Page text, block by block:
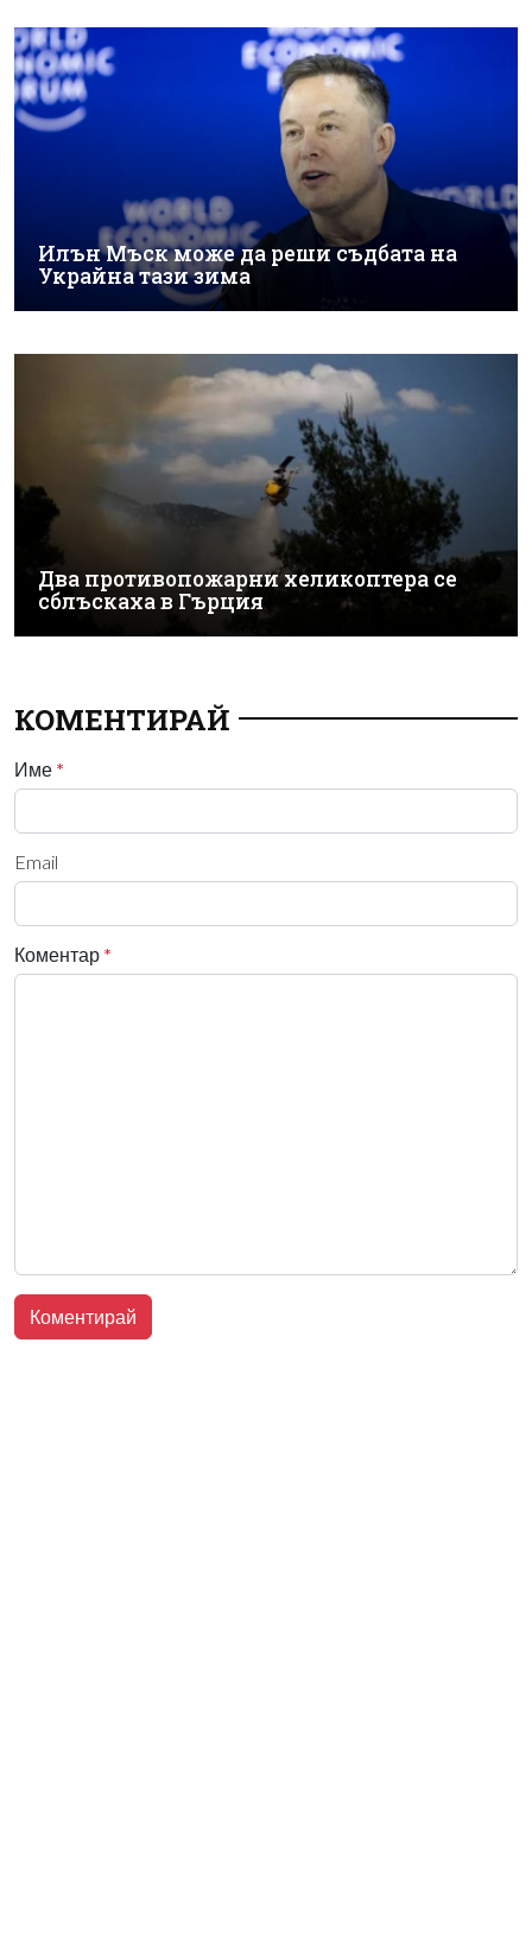
Илън Мъск може да реши съдбата на
Украйна тази зима
Два противопожарни хеликоптера се
сблъскаха в Гърция
КОМЕНТИРАЙ
Име *
Email
Коментар *